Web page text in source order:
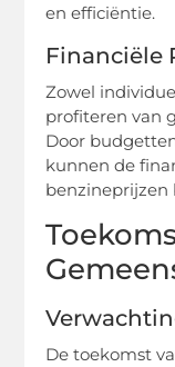
en efficiëntie.
Financiële
Zowel
profiteren van
Door
kunnen de
benzineprijzen
De toekomst